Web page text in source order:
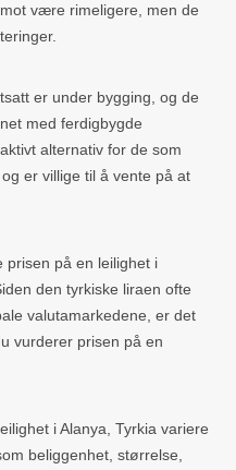
være rimeligere, men de
er under bygging, og de
med ferdigbygde
alternativ for de som
er villige til å vente på at
prisen på en leilighet i
den tyrkiske liraen ofte
valutamarkedene, er det
vurderer prisen på en
i Alanya, Tyrkia variere
beliggenhet, størrelse,